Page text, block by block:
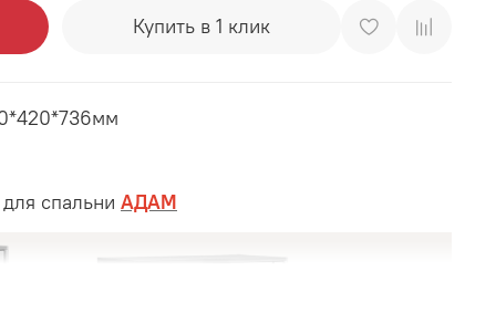
Купить в 1 клик
спальни АДАМ